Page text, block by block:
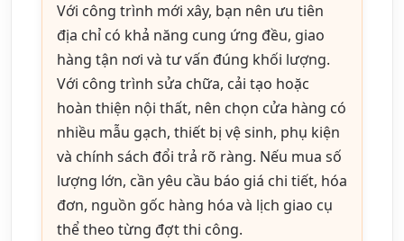
Với công trình mới xây, bạn nên ưu tiên
địa chỉ có khả năng cung ứng đều, giao
hàng tận nơi và tư vấn đúng khối lượng.
Với công trình sửa chữa, cải tạo hoặc
hoàn thiện nội thất, nên chọn cửa hàng có
nhiều mẫu gạch, thiết bị vệ sinh, phụ kiện
và chính sách đổi trả rõ ràng. Nếu mua số
lượng lớn, cần yêu cầu báo giá chi tiết, hóa
đơn, nguồn gốc hàng hóa và lịch giao cụ
thể theo từng đợt thi công.